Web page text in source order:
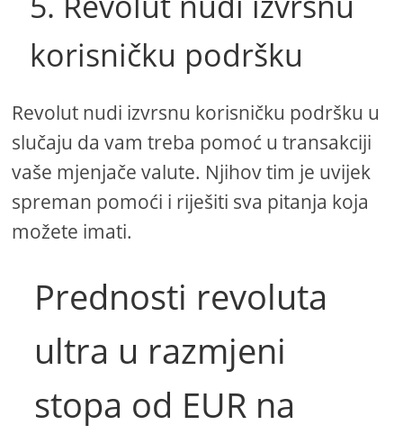
korisničku podršku
Revolut nudi izvrsnu korisničku podršku u
slučaju da vam treba pomoć u transakciji
vaše mjenjače valute. Njihov tim je uvijek
spreman pomoći i riješiti sva pitanja koja
možete imati.
Prednosti revoluta
ultra u razmjeni
stopa od EUR na